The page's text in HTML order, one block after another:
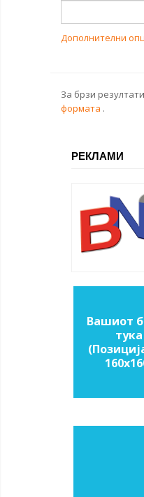
Дополнителни
За брзи
формата .
РЕКЛАМИ
Вашиот
тука